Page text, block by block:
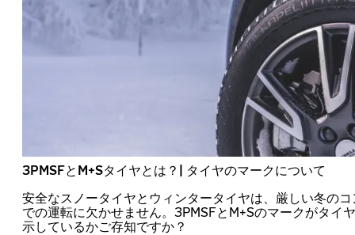
3PMSFとM+Sタイヤとは？| タイヤのマークについて
安全なスノータイヤとウィンタータイヤは、厳しい冬の
での運転に欠かせません。3PMSFとM+Sのマークがタイ
示しているかご存知ですか？